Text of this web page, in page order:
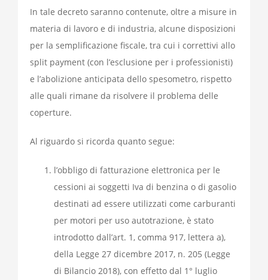
In tale decreto saranno contenute, oltre a misure in
materia di lavoro e di industria, alcune disposizioni
per la semplificazione fiscale, tra cui i correttivi allo
split payment (con l’esclusione per i professionisti)
e l’abolizione anticipata dello spesometro, rispetto
alle quali rimane da risolvere il problema delle
coperture.
Al riguardo si ricorda quanto segue:
l’obbligo di fatturazione elettronica per le
cessioni ai soggetti Iva di benzina o di gasolio
destinati ad essere utilizzati come carburanti
per motori per uso autotrazione, è stato
introdotto dall’art. 1, comma 917, lettera a),
della Legge 27 dicembre 2017, n. 205 (Legge
di Bilancio 2018), con effetto dal 1° luglio